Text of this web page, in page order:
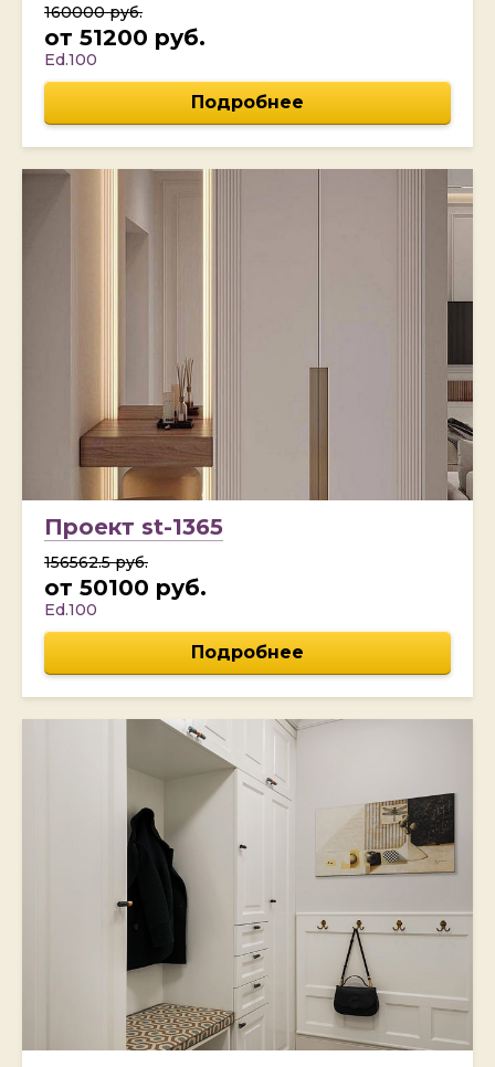
160000 руб.
от 51200 руб.
Ed.100
Подробнее
Проект st-1365
156562.5 руб.
от 50100 руб.
Ed.100
Подробнее